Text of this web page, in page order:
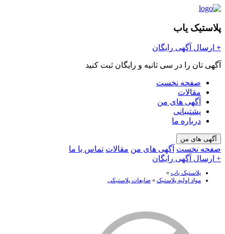
پلاستیک یاب
+ ارسال آگهی رایگان
آگهی تان را در سی ثانیه و رایگان ثبت کنید
صفحه نخست
مقالات
آگهی های من
پشتیبانی
درباره ما
آگهی های من
صفحه نخست آگهی های من مقالات تماس با ما
+ ارسال آگهی رایگان
پلاستیک یاب »
مواد اولیه پلاستیک » ضایعات پلاستیکی